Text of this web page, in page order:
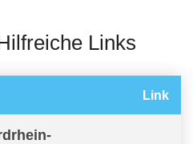
Links
Link